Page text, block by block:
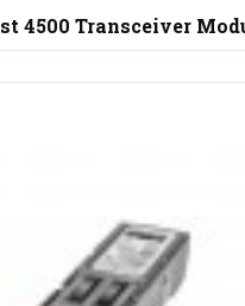
4500 Transceiver